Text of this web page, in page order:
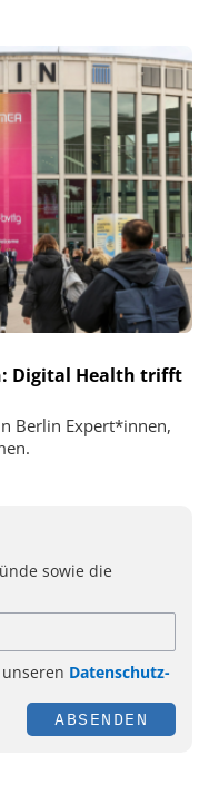
Digital Health trifft
Berlin Expert*innen,
sowie die
Datenschutz-
ABSENDEN